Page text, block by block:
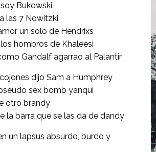
Bukowski
las 7 Nowitzki
un solo de Hendrixs
hombros de Khaleesi
Gandalf agarrao al Palantir
dijo Sam a Humphrey
sex bomb yanqui
otro brandy
la barra que se las da de dandy
un lapsus absurdo, burdo y